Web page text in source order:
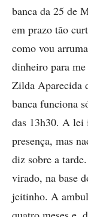
banca da 25 de
em prazo tão
como vou
dinheiro para me
Zilda Aparecida
banca funciona
das 13h30. A lei
presença, mas
diz sobre a
virado, na base
jeitinho. A